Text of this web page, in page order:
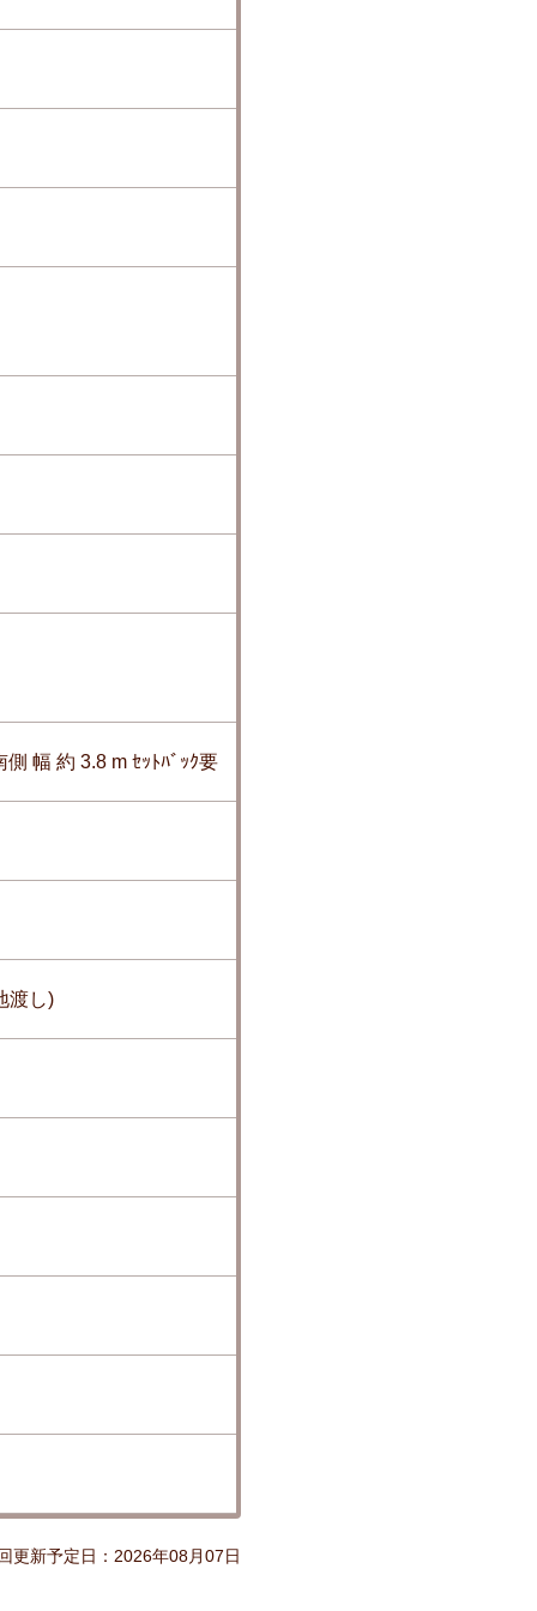
側 幅 約 3.8 m ｾｯﾄﾊﾞｯｸ要
渡し)
新予定日：2026年08月07日